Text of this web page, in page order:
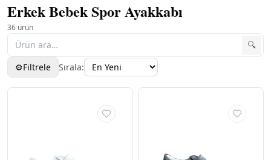
Erkek Bebek Spor Ayakkabı
36 ürün
🔍
⚙Filtrele
Filtreler
29
Sırala: